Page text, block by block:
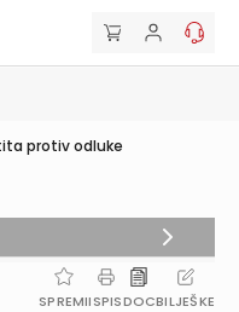
protiv odluke
SPREMIISPISDOCBILJEŠKE